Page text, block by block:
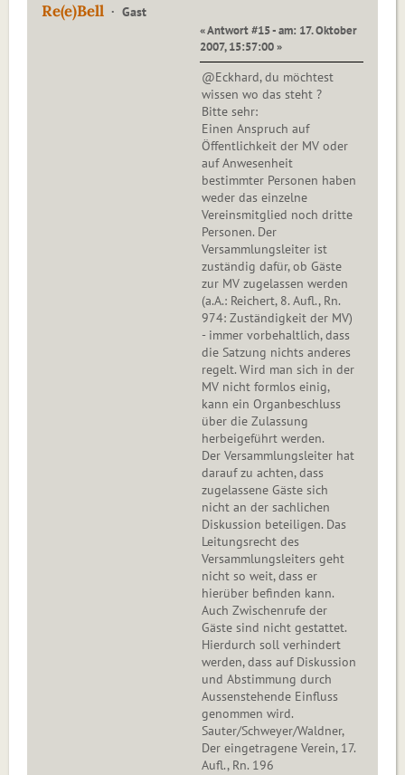
Re(e)Bell Gast
« Antwort #15 - am: 17. Oktober
2007, 15:57:00 »
@Eckhard, du möchtest
wissen wo das steht ?
Bitte sehr:
Einen Anspruch auf
Öffentlichkeit der MV oder
auf Anwesenheit
bestimmter Personen haben
weder das einzelne
Vereinsmitglied noch dritte
Personen. Der
Versammlungsleiter ist
zuständig dafür, ob Gäste
zur MV zugelassen werden
(a.A.: Reichert, 8. Aufl., Rn.
974: Zuständigkeit der MV)
- immer vorbehaltlich, dass
die Satzung nichts anderes
regelt. Wird man sich in der
MV nicht formlos einig,
kann ein Organbeschluss
über die Zulassung
herbeigeführt werden.
Der Versammlungsleiter hat
darauf zu achten, dass
zugelassene Gäste sich
nicht an der sachlichen
Diskussion beteiligen. Das
Leitungsrecht des
Versammlungsleiters geht
nicht so weit, dass er
hierüber befinden kann.
Auch Zwischenrufe der
Gäste sind nicht gestattet.
Hierdurch soll verhindert
werden, dass auf Diskussion
und Abstimmung durch
Aussenstehende Einfluss
genommen wird.
Sauter/Schweyer/Waldner,
Der eingetragene Verein, 17.
Aufl., Rn. 196